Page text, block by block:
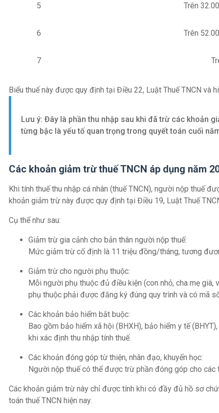
5 Trên
6 Trên
7
Biểu thuế này được quy định tại Điều 22, Luật Thuế TNCN và
Lưu ý: Đây là phần thu nhập sau khi đã trừ các khoản
từng bậc là yếu tố quan trọng trong quyết toán cuối
Các khoản giảm trừ thuế TNCN áp dụng năm
Khi tính thuế thu nhập cá nhân (thuế TNCN), người nộp thuế
khoản giảm trừ này được quy định tại Điều 19, Luật Thuế
Cụ thể như sau:
Giảm trừ gia cảnh cho bản thân người nộp thuế:
Mức giảm trừ cố định là 11 triệu đồng/tháng, tương
Giảm trừ cho người phụ thuộc:
Mỗi người phụ thuộc đủ điều kiện (con nhỏ, cha mẹ
phụ thuộc phải được đăng ký đúng quy trình và có mã
Các khoản bảo hiểm bắt buộc:
Bao gồm bảo hiểm xã hội (BHXH), bảo hiểm y tế
khi xác định thu nhập tính thuế.
Các khoản đóng góp từ thiện, nhân đạo, khuyến học:
Người nộp thuế có thể được trừ phần đóng góp cho
Các khoản giảm trừ này chỉ được tính khi có đầy đủ hồ sơ
toán thuế TNCN hiện nay.